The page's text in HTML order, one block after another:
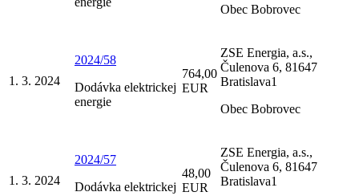
Obec Bobrovec
1. 3. 2024
2024/58
Dodávka elektrickej
energie
764,00
EUR
ZSE Energia, a.s.,
Čulenova 6, 81647
Bratislava1
Obec Bobrovec
1. 3. 2024
2024/57
Dodávka elektrickej
48,00
EUR
ZSE Energia, a.s.,
Čulenova 6, 81647
Bratislava1